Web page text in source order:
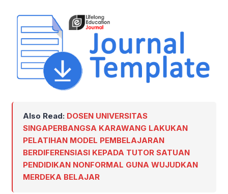
Also Read: DOSEN UNIVERSITAS
SINGAPERBANGSA KARAWANG LAKUKAN
PELATIHAN MODEL PEMBELAJARAN
BERDIFERENSIASI KEPADA TUTOR SATUAN
PENDIDIKAN NONFORMAL GUNA WUJUDKAN
MERDEKA BELAJAR